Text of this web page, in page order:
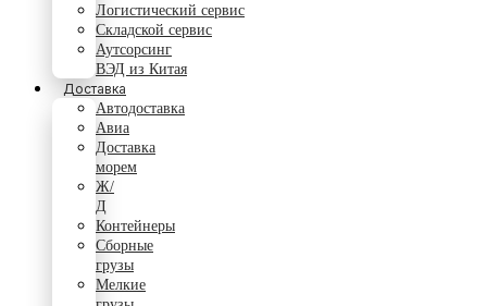
Логистический сервис
Складской сервис
Аутсорсинг
ВЭД из Китая
Доставка
Автодоставка
Авиа
Доставка
морем
Ж/
Д
Контейнеры
Сборные
грузы
Мелкие